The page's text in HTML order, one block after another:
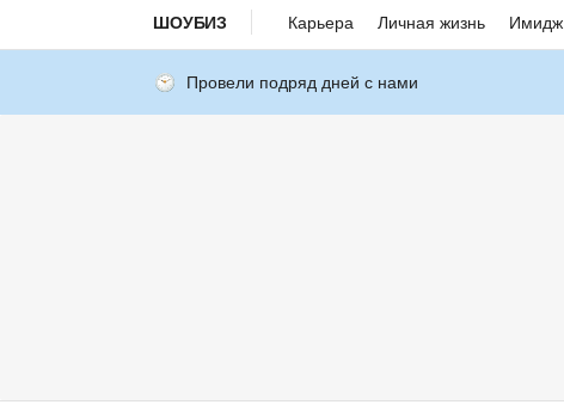
ШОУБИЗ Карьера Личная жизнь Имидж
Провели подряд дней с нами